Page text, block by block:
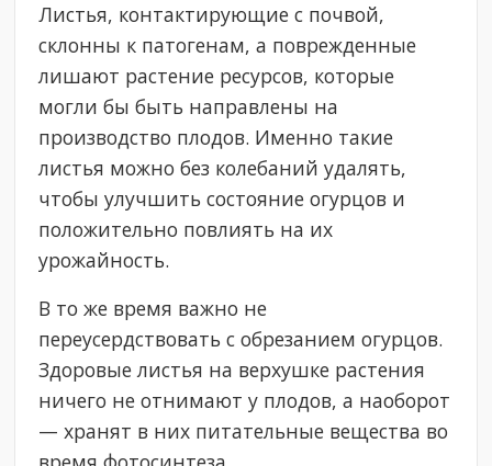
Листья, контактирующие с почвой,
склонны к патогенам, а поврежденные
лишают растение ресурсов, которые
могли бы быть направлены на
производство плодов. Именно такие
листья можно без колебаний удалять,
чтобы улучшить состояние огурцов и
положительно повлиять на их
урожайность.
В то же время важно не
переусердствовать с обрезанием огурцов.
Здоровые листья на верхушке растения
ничего не отнимают у плодов, а наоборот
— хранят в них питательные вещества во